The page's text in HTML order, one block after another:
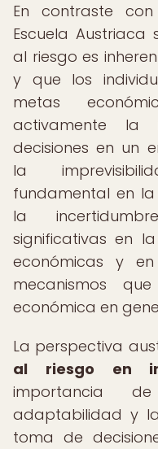
En contraste
Escuela Austriaca
al riesgo es
y que los
metas
activamente la
decisiones en un
la
fundamental en
la
significativas en
económicas y
mecanismos
económica en
La perspectiva
al riesgo en
importancia
adaptabilidad y
toma de